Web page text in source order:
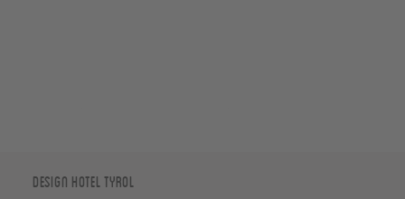
Design Hotel Tyrol